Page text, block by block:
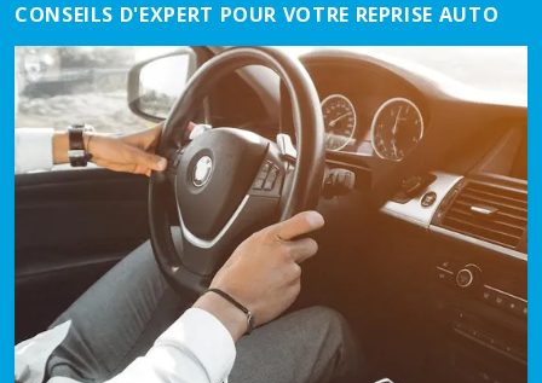
CONSEILS D'EXPERT POUR VOTRE REPRISE AUTO